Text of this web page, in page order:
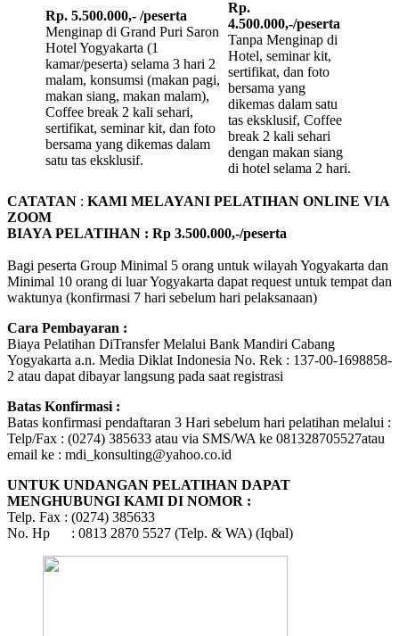
Rp. 5.500.000,- /peserta
Menginap di Grand Puri Saron
Hotel Yogyakarta (1
kamar/peserta) selama 3 hari 2
malam, konsumsi (makan pagi,
makan siang, makan malam),
Coffee break 2 kali sehari,
sertifikat, seminar kit, dan foto
bersama yang dikemas dalam
satu tas eksklusif.
Rp.
4.500.000,-/peserta
Tanpa Menginap di
Hotel, seminar kit,
sertifikat, dan foto
bersama yang
dikemas dalam satu
tas eksklusif, Coffee
break 2 kali sehari
dengan makan siang
di hotel selama 2 hari.
CATATAN : KAMI MELAYANI PELATIHAN ONLINE VIA
ZOOM
BIAYA PELATIHAN : Rp 3.500.000,-/peserta
Bagi peserta Group Minimal 5 orang untuk wilayah Yogyakarta dan
Minimal 10 orang di luar Yogyakarta dapat request untuk tempat dan
waktunya (konfirmasi 7 hari sebelum hari pelaksanaan)
Cara Pembayaran :
Biaya Pelatihan DiTransfer Melalui Bank Mandiri Cabang
Yogyakarta a.n. Media Diklat Indonesia No. Rek : 137-00-1698858-
2 atau dapat dibayar langsung pada saat registrasi
Batas Konfirmasi :
Batas konfirmasi pendaftaran 3 Hari sebelum hari pelatihan melalui :
Telp/Fax : (0274) 385633 atau via SMS/WA ke 081328705527atau
email ke : mdi_konsulting@yahoo.co.id
UNTUK UNDANGAN PELATIHAN DAPAT
MENGHUBUNGI KAMI DI NOMOR :
Telp. Fax : (0274) 385633
No. Hp : 0813 2870 5527 (Telp. & WA) (Iqbal)